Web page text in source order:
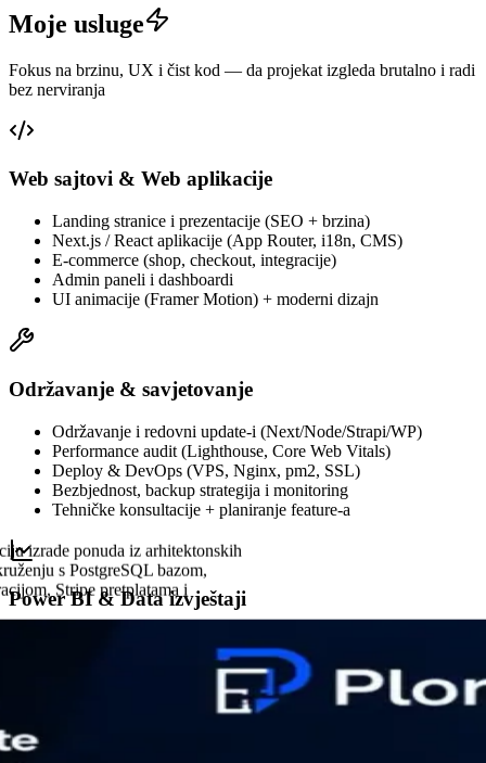
Moje usluge
Fokus na brzinu, UX i čist kod — da projekat izgleda brutalno i radi
bez nerviranja
Web sajtovi & Web aplikacije
Landing stranice i prezentacije (SEO + brzina)
Next.js / React aplikacije (App Router, i18n, CMS)
E-commerce (shop, checkout, integracije)
Admin paneli i dashboardi
UI animacije (Framer Motion) + moderni dizajn
Održavanje & savjetovanje
Održavanje i redovni update-i (Next/Node/Strapi/WP)
Performance audit (Lighthouse, Core Web Vitals)
Deploy & DevOps (VPS, Nginx, pm2, SSL)
Bezbjednost, backup strategija i monitoring
Tehničke konsultacije + planiranje feature-a
Power BI & Data izvještaji
Rad na Azure Data Warehouse okruženju: ETL/procedure,
transformacije podataka i optimizacija modela
Dizajniranje i održavanje dimenzionih modela (fact/dimension
izrade ponuda iz arhitektonskih
s PostgreSQL bazom,
Stripe pretplatama i